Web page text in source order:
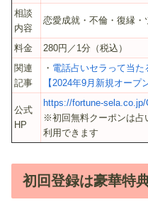
相談
内容
恋愛成就・不倫・復縁
料金
280円／1分（税込）
関連
記事
・ 電話占いセラって当た
【2024年9月新規オープ
公式
HP
https://fortune-
※初回無料クーポンは占
利用できます
初回登録は豪華特